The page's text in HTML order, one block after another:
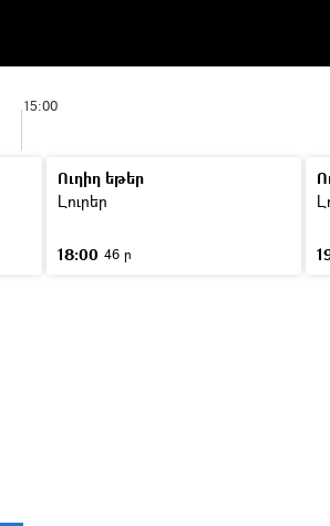
15:00
Ուղիղ եթեր
Լուրեր
18:00 46 ր